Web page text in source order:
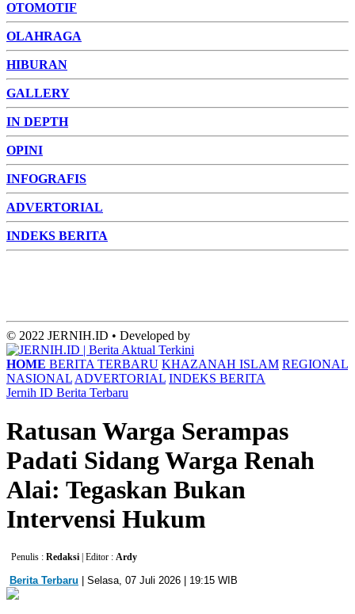
OTOMOTIF
OLAHRAGA
HIBURAN
GALLERY
IN DEPTH
OPINI
INFOGRAFIS
ADVERTORIAL
INDEKS BERITA
© 2022 JERNIH.ID • Developed by
HOME BERITA TERBARU KHAZANAH ISLAM REGIONAL
NASIONAL ADVERTORIAL INDEKS BERITA
Jernih ID Berita Terbaru
Ratusan Warga Serampas
Padati Sidang Warga Renah
Alai: Tegaskan Bukan
Intervensi Hukum
Penulis : Redaksi | Editor : Ardy
Berita Terbaru | Selasa, 07 Juli 2026 | 19:15 WIB